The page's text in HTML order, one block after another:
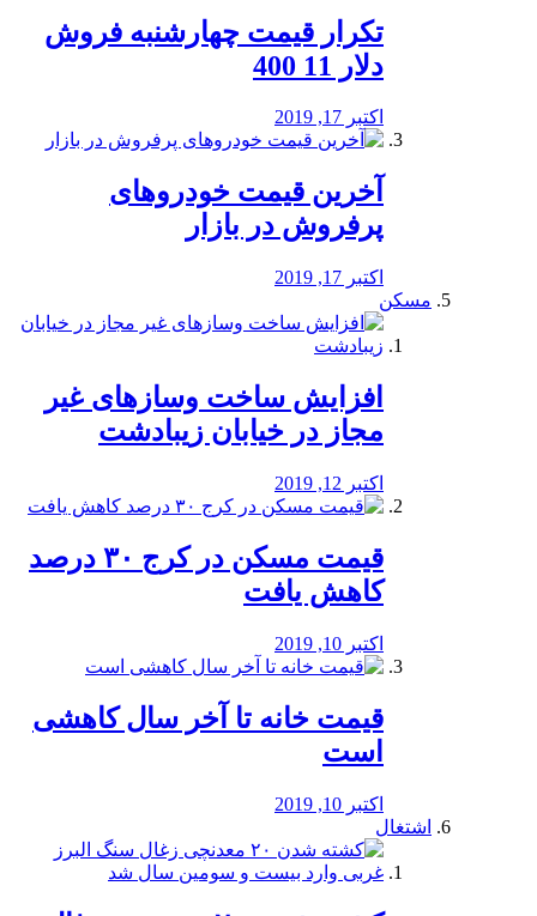
تکرار قیمت چهارشنبه فروش
دلار 11 400
اکتبر 17, 2019
آخرین قیمت خودرو‌های
پرفروش در بازار
اکتبر 17, 2019
مسکن
افزایش ساخت وسازهای غیر
مجاز در خیابان زیبادشت
اکتبر 12, 2019
️قیمت مسکن در کرج ۳۰ درصد
کاهش یافت
اکتبر 10, 2019
قیمت خانه تا آخر سال کاهشی
است
اکتبر 10, 2019
اشتغال